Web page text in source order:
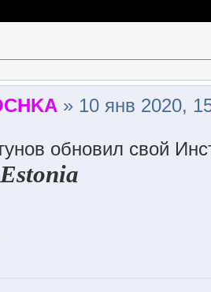
» 10 янв 2020,
обновил свой